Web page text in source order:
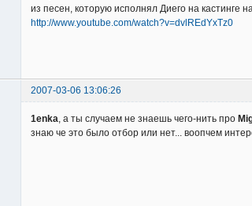
из песен, которую исполнял Диего на кастинге
http://www.youtube.com/watch?v=dvlREdYxTz0
2007-03-06 13:06:26
1enka , а ты случаем не знаешь чего-нить про
знаю че это было отбор или нет... воопчем